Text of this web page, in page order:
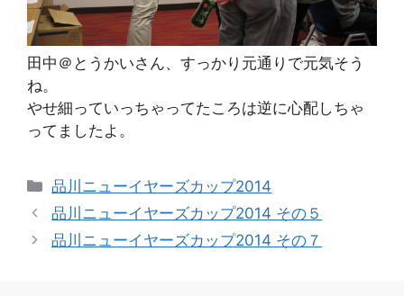
田中＠とうかいさん、すっかり元通りで元気そう
ね。
やせ細っていっちゃってたころは逆に心配しちゃ
ってましたよ。
カ
テ
リ
品川ニューイヤーズカップ2014
品川ニューイヤーズカップ2014 その５
品川ニューイヤーズカップ2014 その７